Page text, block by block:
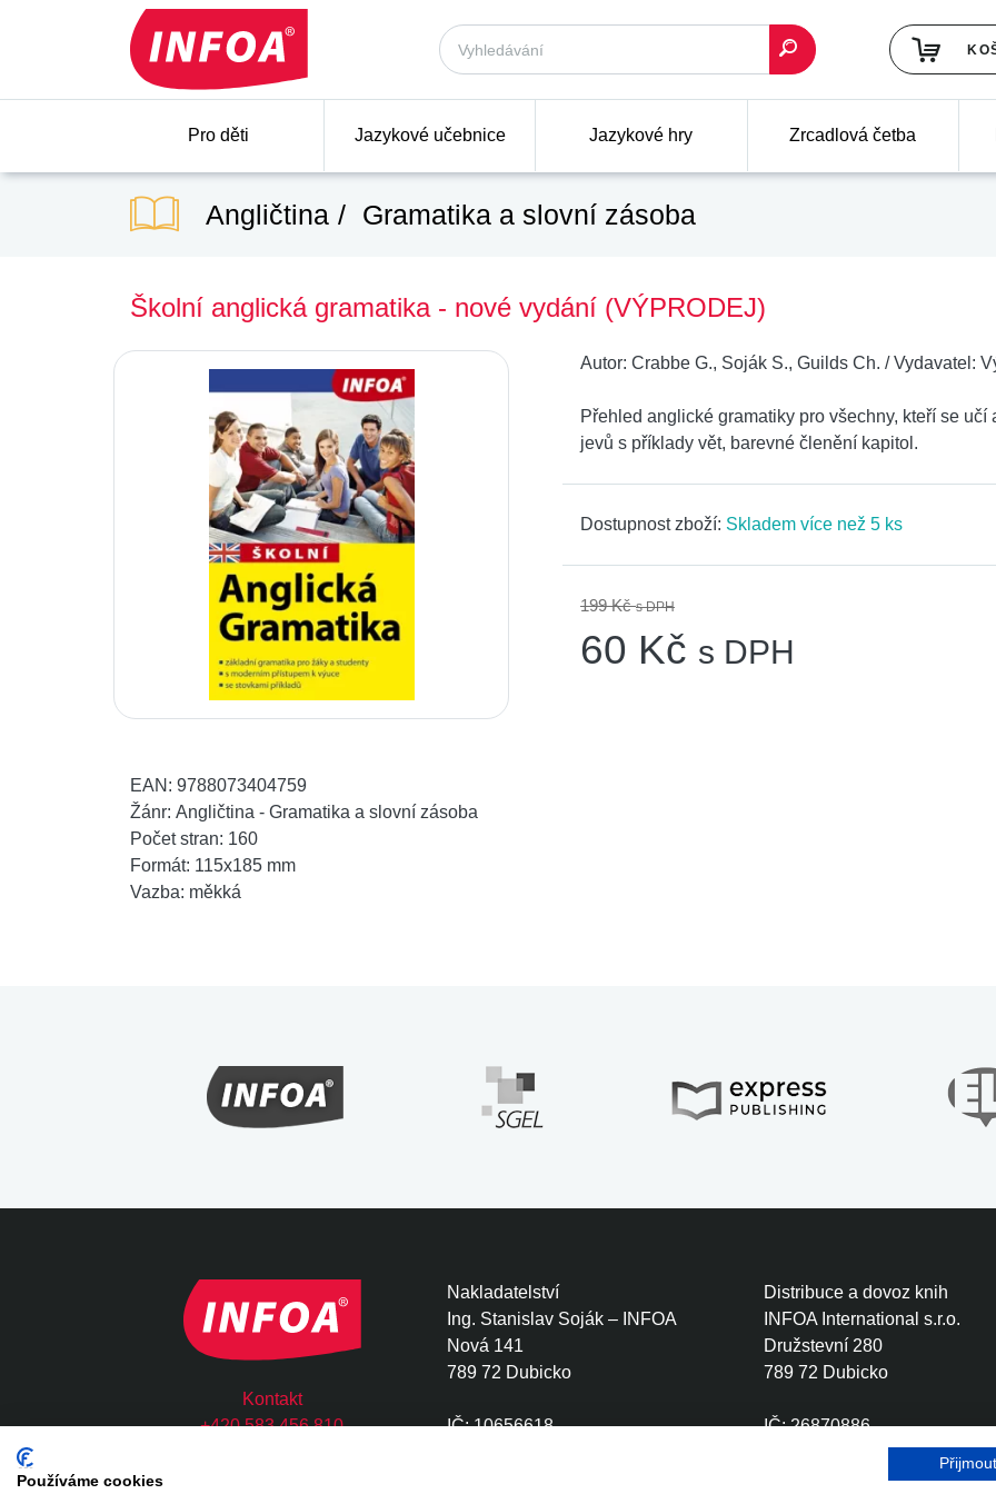
Pro děti Jazykové učebnice Jazykové hry Zrcadlová četba
Angličtina Gramatika a slovní zásoba
Školní anglická gramatika - nové vydání (VÝPRODEJ)
Autor: Crabbe G., Soják S., Guilds Ch. /Vydavatel:
Přehled anglické gramatiky pro všechny, kteří se
jevů s příklady vět, barevné členění kapitol.
Dostupnost zboží: Skladem více než 5 ks
199 Kčs DPH
60 Kč s DPH
EAN: 9788073404759
Žánr: Angličtina - Gramatika a slovní zásoba
Počet stran: 160
Formát: 115x185 mm
Vazba: měkká
Kontakt
+420 583 456 810
Nakladatelství
Ing. Stanislav Soják – INFOA
Nová 141
789 72 Dubicko
IČ: 10656618
Distribuce a dovoz knih
INFOA International s.r.o.
Družstevní 280
789 72 Dubicko
IČ: 26870886
DIČ: CZ26870886
Používáme cookies